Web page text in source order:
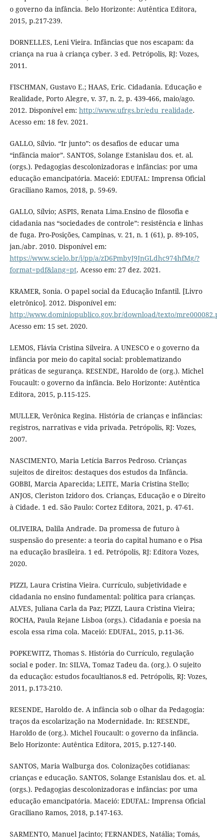
o governo da infância. Belo Horizonte: Autêntica Editora,
2015, p.217-239.
DORNELLES, Leni Vieira. Infâncias que nos escapam: da
criança na rua à criança cyber. 3 ed. Petrópolis, RJ: Vozes,
2011.
FISCHMAN, Gustavo E.; HAAS, Eric. Cidadania. Educação e
Realidade, Porto Alegre, v. 37, n. 2, p. 439-466, maio/ago.
2012. Disponível em: http://www.ufrgs.br/edu_realidade.
Acesso em: 18 fev. 2021.
GALLO, Sílvio. “Ir junto”: os desafios de educar uma
“infância maior”. SANTOS, Solange Estanislau dos. et. al.
(orgs.). Pedagogias descolonizadoras e infâncias: por uma
educação emancipatória. Maceió: EDUFAL: Imprensa Oficial
Graciliano Ramos, 2018, p. 59-69.
GALLO, Sílvio; ASPIS, Renata Lima.Ensino de filosofia e
cidadania nas “sociedades de controle”: resistência e linhas
de fuga. Pro-Posições, Campinas, v. 21, n. 1 (61), p. 89-105,
jan./abr. 2010. Disponível em:
https://www.scielo.br/j/pp/a/zD6PmbyJ9JnGLdhc974hfMg/?
format=pdf&lang=pt. Acesso em: 27 dez. 2021.
KRAMER, Sonia. O papel social da Educação Infantil. [Livro
eletrônico]. 2012. Disponível em:
http://www.dominiopublico.gov.br/download/texto/
Acesso em: 15 set. 2020.
LEMOS, Flávia Cristina Silveira. A UNESCO e o governo da
infância por meio do capital social: problematizando
práticas de segurança. RESENDE, Haroldo de (org.). Michel
Foucault: o governo da infância. Belo Horizonte: Autêntica
Editora, 2015, p.115-125.
MULLER, Verônica Regina. História de crianças e infâncias:
registros, narrativas e vida privada. Petrópolis, RJ: Vozes,
2007.
NASCIMENTO, Maria Letícia Barros Pedroso. Crianças
sujeitos de direitos: destaques dos estudos da Infância.
GOBBI, Marcia Aparecida; LEITE, Maria Cristina Stello;
ANJOS, Cleriston Izidoro dos. Crianças, Educação e o Direito
à Cidade. 1 ed. São Paulo: Cortez Editora, 2021, p. 47-61.
OLIVEIRA, Dalila Andrade. Da promessa de futuro à
suspensão do presente: a teoria do capital humano e o Pisa
na educação brasileira. 1 ed. Petrópolis, RJ: Editora Vozes,
2020.
PIZZI, Laura Cristina Vieira. Currículo, subjetividade e
cidadania no ensino fundamental: política para crianças.
ALVES, Juliana Carla da Paz; PIZZI, Laura Cristina Vieira;
ROCHA, Paula Rejane Lisboa (orgs.). Cidadania e poesia na
escola essa rima cola. Maceió: EDUFAL, 2015, p.11-36.
POPKEWITZ, Thomas S. História do Currículo, regulação
social e poder. In: SILVA, Tomaz Tadeu da. (org.). O sujeito
da educação: estudos focaultianos.8 ed. Petrópolis, RJ: Vozes,
2011, p.173-210.
RESENDE, Haroldo de. A infância sob o olhar da Pedagogia:
traços da escolarização na Modernidade. In: RESENDE,
Haroldo de (org.). Michel Foucault: o governo da infância.
Belo Horizonte: Autêntica Editora, 2015, p.127-140.
SANTOS, Maria Walburga dos. Colonizações cotidianas:
crianças e educação. SANTOS, Solange Estanislau dos. et. al.
(orgs.). Pedagogias descolonizadoras e infâncias: por uma
educação emancipatória. Maceió: EDUFAL: Imprensa Oficial
Graciliano Ramos, 2018, p.147-163.
SARMENTO, Manuel Jacinto; FERNANDES, Natália; Tomás,